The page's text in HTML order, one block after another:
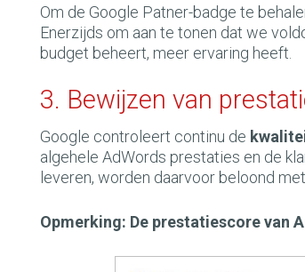
Om de Google Patner-badge te
Enerzijds om aan te tonen dat we
budget beheert, meer ervaring heeft.
3. Bewijzen van
Google controleert continu de
algehele AdWords prestaties en de
leveren, worden daarvoor beloond
Opmerking: De prestatiescore van